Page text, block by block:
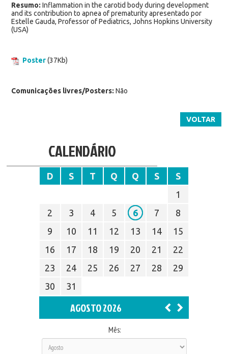
Resumo: Inflammation in the carotid body during development
and its contribution to apnea of prematurity apresentado por
Estelle Gauda, Professor of Pediatrics, Johns Hopkins University
(USA)
Poster(37Kb)
Comunicações livres/Posters: Não
VOLTAR
CALENDÁRIO
D S T Q Q S
S
1
2
3 4 5 6 7
8
9
10 11 12 13 14
15
16
17 18 19 20 21
22
23
24 25 26 27 28
29
30
31
AGOSTO 2026
Mês: